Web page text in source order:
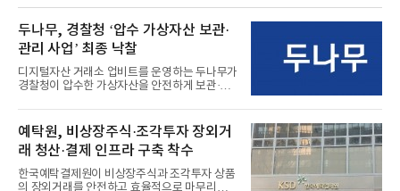
두나무, 경찰청 ‘압수 가상자산 보관·
관리 사업’ 최종 낙찰
디지털자산 거래소 업비트를 운영하는 두나무가
경찰청이 압수한 가상자산을 안전하게 보관·관
예탁원, 비상장주식·조각투자 장외거
래 청산·결제 인프라 구축 착수
한국예탁결제원이 비상장주식과 조각투자 상품
의 장외거래를 안전하고 효율적으로 마무리하기